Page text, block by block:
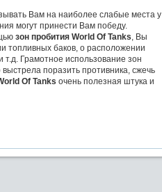
Вам на наиболее слабые места у
могут принести Вам победу.
зон пробития World Of Tanks, Вы
топливных баков, о расположении
Грамотное использование зон
поразить противника, сжечь
Of Tanks очень полезная штука и